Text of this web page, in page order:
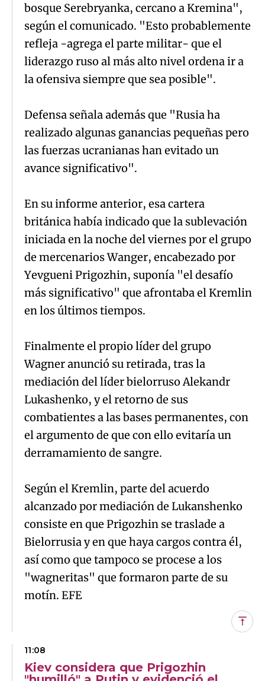
bosque Serebryanka, cercano a Kremina",
según el comunicado. "Esto probablemente
refleja -agrega el parte militar- que el
liderazgo ruso al más alto nivel ordena ir a
la ofensiva siempre que sea posible".
Defensa señala además que "Rusia ha
realizado algunas ganancias pequeñas pero
las fuerzas ucranianas han evitado un
avance significativo".
En su informe anterior, esa cartera
británica había indicado que la sublevación
iniciada en la noche del viernes por el grupo
de mercenarios Wanger, encabezado por
Yevgueni Prigozhin, suponía "el desafío
más significativo" que afrontaba el Kremlin
en los últimos tiempos.
Finalmente el propio líder del grupo
Wagner anunció su retirada, tras la
mediación del líder bielorruso Alekandr
Lukashenko, y el retorno de sus
combatientes a las bases permanentes, con
el argumento de que con ello evitaría un
derramamiento de sangre.
Según el Kremlin, parte del acuerdo
alcanzado por mediación de Lukanshenko
consiste en que Prigozhin se traslade a
Bielorrusia y en que haya cargos contra él,
así como que tampoco se procese a los
"wagneritas" que formaron parte de su
motín. EFE
11:08
Kiev considera que Prigozhin